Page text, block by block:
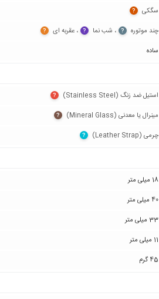
سگکی‏ ?
چند موتوره‏ ? ‏، شب نما‏ ? ‏، عقربه ای‏ ?
ساده
استیل ضد زنگ (Stainless Steel)‏ ?
مینرال یا معدنی (Mineral Glass)‏ ?
چرمی (Leather Strap)‏ ?
18 میلی متر
40 میلی متر
33 میلی متر
11 میلی متر
45 گرم